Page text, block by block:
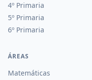
4º Primaria
5º Primaria
6º Primaria
ÁREAS
Matemáticas